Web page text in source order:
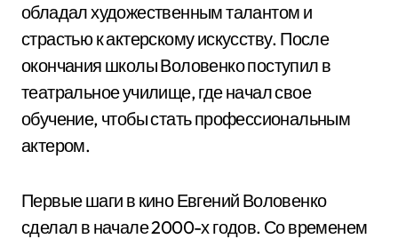
обладал художественным талантом и
страстью к актерскому искусству. После
окончания школы Воловенко поступил в
театральное училище, где начал свое
обучение, чтобы стать профессиональным
актером.
Первые шаги в кино Евгений Воловенко
сделал в начале 2000-х годов. Со временем